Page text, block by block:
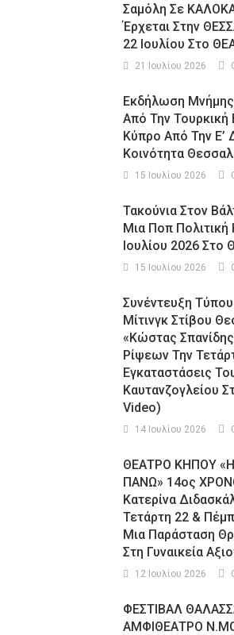
Σαμόλη Σε
Έρχεται Στην
22 Ιουλίου Στο
21 Ιουλίου 2026
Εκδήλωση Μνήμης
Από Την Τουρκική
Κύπρο Από Την Ε’
Κοινότητα
15 Ιουλίου 2026
Τακούνια Στον
Μια Ποπ
Ιουλίου 2026 Στο
15 Ιουλίου 2026
Συνέντευξη
Μίτινγκ Στίβου
«Κώστας
Ρίψεων Την
Εγκαταστάσεις
Καυτανζογλείου
Video)
14 Ιουλίου 2026
ΘΕΑΤΡΟ ΚΗΠΟΥ
ΠΑΝΩ» 14ος
Κατερίνα
Τετάρτη 22 &
Μια Παράσταση
Στη Γυναικεία
12 Ιουλίου 2026
ΦΕΣΤΙΒΑΛ
ΑΜΦΙΘΕΑΤΡΟ